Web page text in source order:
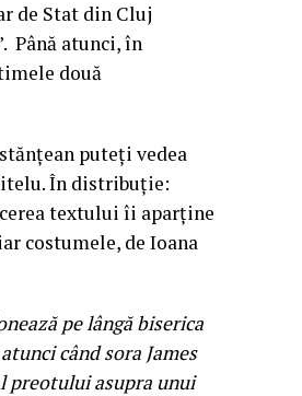
de Stat din Cluj
Până atunci, în
două
puteți vedea
În distribuție:
textului îi aparține
costumele, de Ioana
pe lângă biserica
când sora James
preotului asupra unui